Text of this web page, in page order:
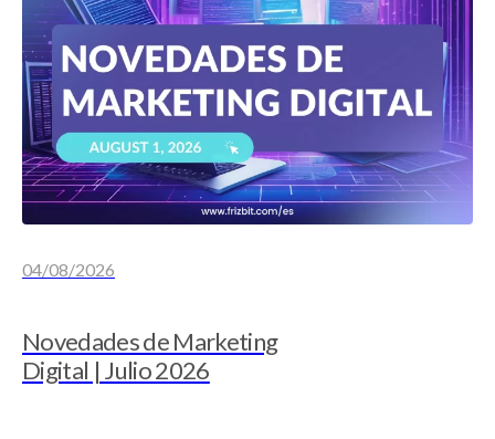
04/08/2026
Novedades de Marketing
Digital | Julio 2026